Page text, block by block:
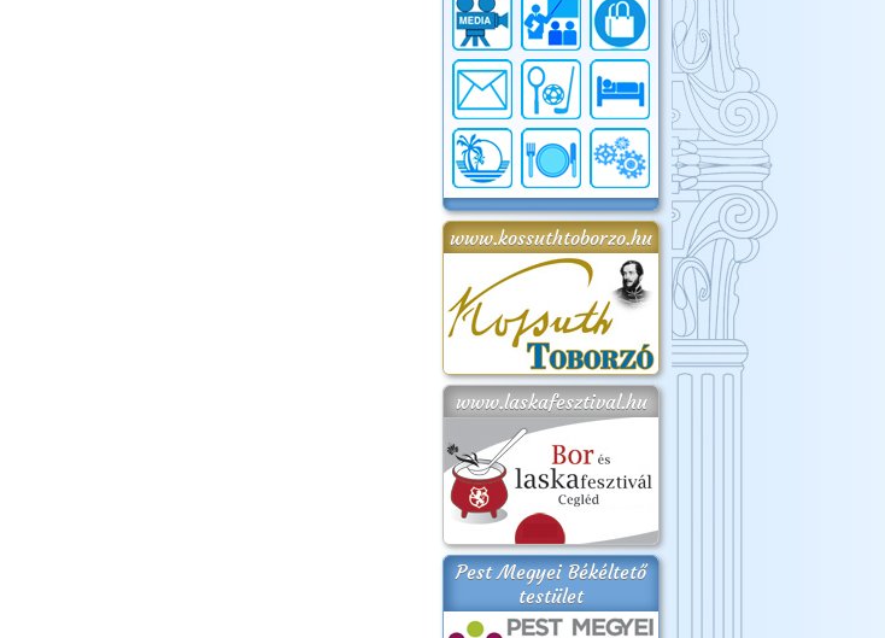
www.kossuthtoborzo.hu
www.laskafesztival.hu
Pest Megyei Békéltető
testület